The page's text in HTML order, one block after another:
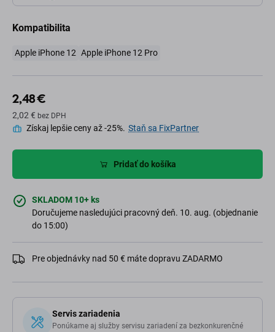
Kompatibilita
Apple iPhone 12 Apple iPhone 12 Pro
2,48 €
2,02 € bez DPH
Získaj lepšie ceny až -25%. Staň sa FixPartner
Pridať do košíka
SKLADOM 10+ ks
Doručujeme nasledujúci pracovný deň. 10. aug. (objednanie
do 15:00)
Pre objednávky nad 50 € máte dopravu ZADARMO
Servis zariadenia
Ponúkame aj služby servisu zariadení za bezkonkurenčné